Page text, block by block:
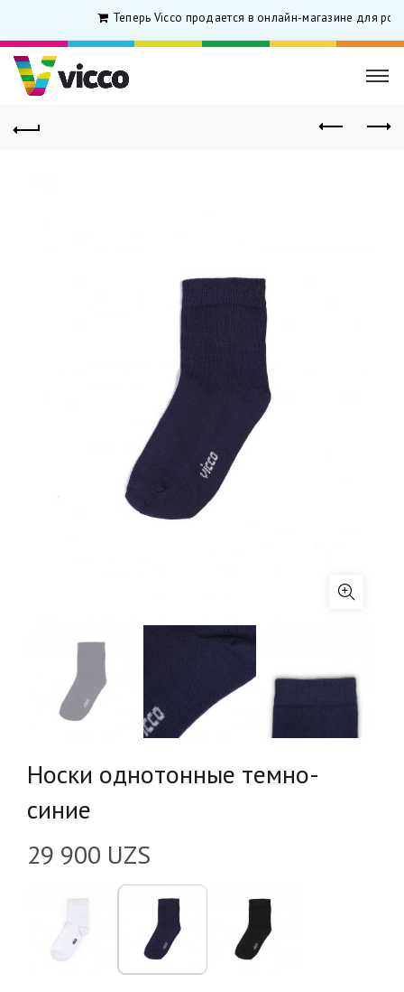
Теперь Vicco продается в онлайн-магазине для
Носки однотонные темно-
синие
29 900 UZS